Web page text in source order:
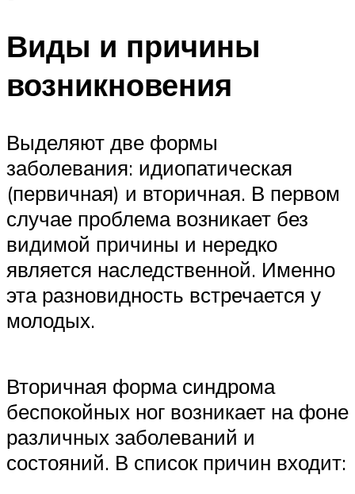
Виды и причины
возникновения
Выделяют две формы
заболевания: идиопатическая
(первичная) и вторичная. В первом
случае проблема возникает без
видимой причины и нередко
является наследственной. Именно
эта разновидность встречается у
молодых.
Вторичная форма синдрома
беспокойных ног возникает на фоне
различных заболеваний и
состояний. В список причин входит: